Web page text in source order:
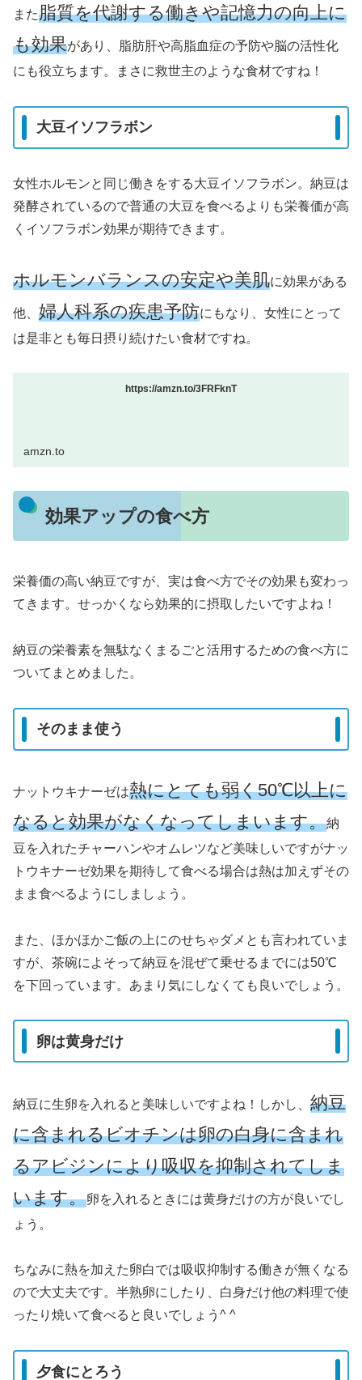
また脂質を代謝する働きや記憶力の向上に
も効果があり、脂肪肝や高脂血症の予防や脳の活性化
にも役立ちます。まさに救世主のような食材ですね！
大豆イソフラボン
女性ホルモンと同じ働きをする大豆イソフラボン。納豆は
発酵されているので普通の大豆を食べるよりも栄養価が高
くイソフラボン効果が期待できます。
ホルモンバランスの安定や美肌に効果がある
他、 婦人科系の疾患予防にもなり、女性にとって
は是非とも毎日摂り続けたい食材ですね。
https://amzn.to/3FRFknT
amzn.to
効果アップの食べ方
栄養価の高い納豆ですが、実は食べ方でその効果も変わっ
てきます。せっかくなら効果的に摂取したいですよね！
納豆の栄養素を無駄なくまるごと活用するための食べ方に
ついてまとめました。
そのまま使う
ナットウキナーゼは熱にとても弱く50℃以上に
なると効果がなくなってしまいます。納
豆を入れたチャーハンやオムレツなど美味しいですがナッ
トウキナーゼ効果を期待して食べる場合は熱は加えずその
まま食べるようにしましょう。
また、ほかほかご飯の上にのせちゃダメとも言われていま
すが、茶碗によそって納豆を混ぜて乗せるまでには50℃
を下回っています。あまり気にしなくても良いでしょう。
卵は黄身だけ
納豆に生卵を入れると美味しいですよね！しかし、 納豆
に含まれるビオチンは卵の白身に含まれ
るアビジンにより吸収を抑制されてしま
います。卵を入れるときには黄身だけの方が良いでし
ょう。
ちなみに熱を加えた卵白では吸収抑制する働きが無くなる
ので大丈夫です。半熟卵にしたり、白身だけ他の料理で使
ったり焼いて食べると良いでしょう^ ^
夕食にとろう